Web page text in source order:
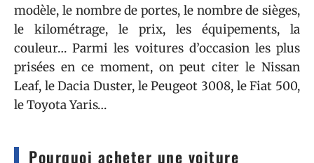
modèle, le nombre de portes, le nombre de sièges,
le kilométrage, le prix, les équipements, la
couleur… Parmi les voitures d’occasion les plus
prisées en ce moment, on peut citer le Nissan
Leaf, le Dacia Duster, le Peugeot 3008, le Fiat 500,
le Toyota Yaris…
Pourquoi acheter une voiture